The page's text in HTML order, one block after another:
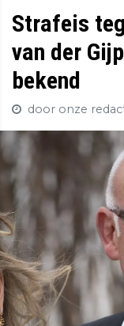
Strafeis
van der
bekend
door onze